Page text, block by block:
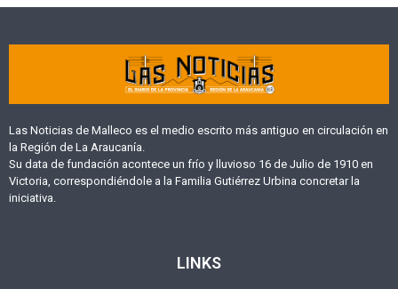
Las Noticias de Malleco es el medio escrito más antiguo en circulación en
la Región de La Araucanía.
Su data de fundación acontece un frío y lluvioso 16 de Julio de 1910 en
Victoria, correspondiéndole a la Familia Gutiérrez Urbina concretar la
iniciativa.
LINKS